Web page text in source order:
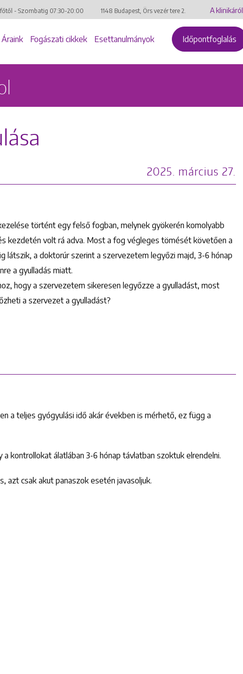
- Szombatig 07:30-20:00 1148 Budapest, Örs vezér tere 2. A klinikáról
Áraink Fogászati cikkek Esettanulmányok Időpontfoglalás
2025. március 27.
történt egy felső fogban, melynek gyökerén komolyabb
kezdetén volt rá adva. Most a fog végleges tömését követően a
látszik, a doktorúr szerint a szervezetem legyőzi majd, 3-6 hónap
a gyulladás miatt.
hogy a szervezetem sikeresen legyőzze a gyulladást, most
a szervezet a gyulladást?
a teljes gyógyulási idő akár években is mérhető, ez függ a
kontrollokat álatlában 3-6 hónap távlatban szoktuk elrendelni.
azt csak akut panaszok esetén javasoljuk.